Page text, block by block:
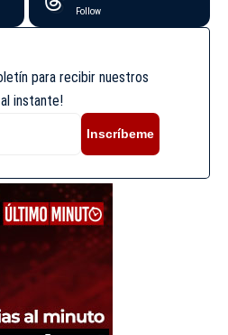
Follow
para recibir nuestros
instante!
Inscríbeme